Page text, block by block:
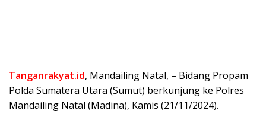
Tanganrakyat.id, Mandailing Natal, – Bidang Propam
Polda Sumatera Utara (Sumut) berkunjung ke Polres
Mandailing Natal (Madina), Kamis (21/11/2024).